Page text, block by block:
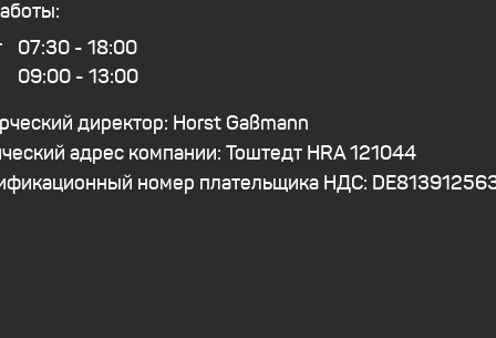
07:30 - 18:00
09:00 - 13:00
директор: Horst Gaßmann
адрес компании: Тоштедт HRA 121044
номер плательщика НДС: